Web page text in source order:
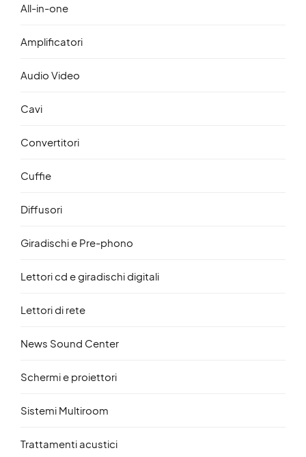
All-in-one
Amplificatori
Audio Video
Cavi
Convertitori
Cuffie
Diffusori
Giradischi e Pre-phono
Lettori cd e giradischi digitali
Lettori di rete
News Sound Center
Schermi e proiettori
Sistemi Multiroom
Trattamenti acustici